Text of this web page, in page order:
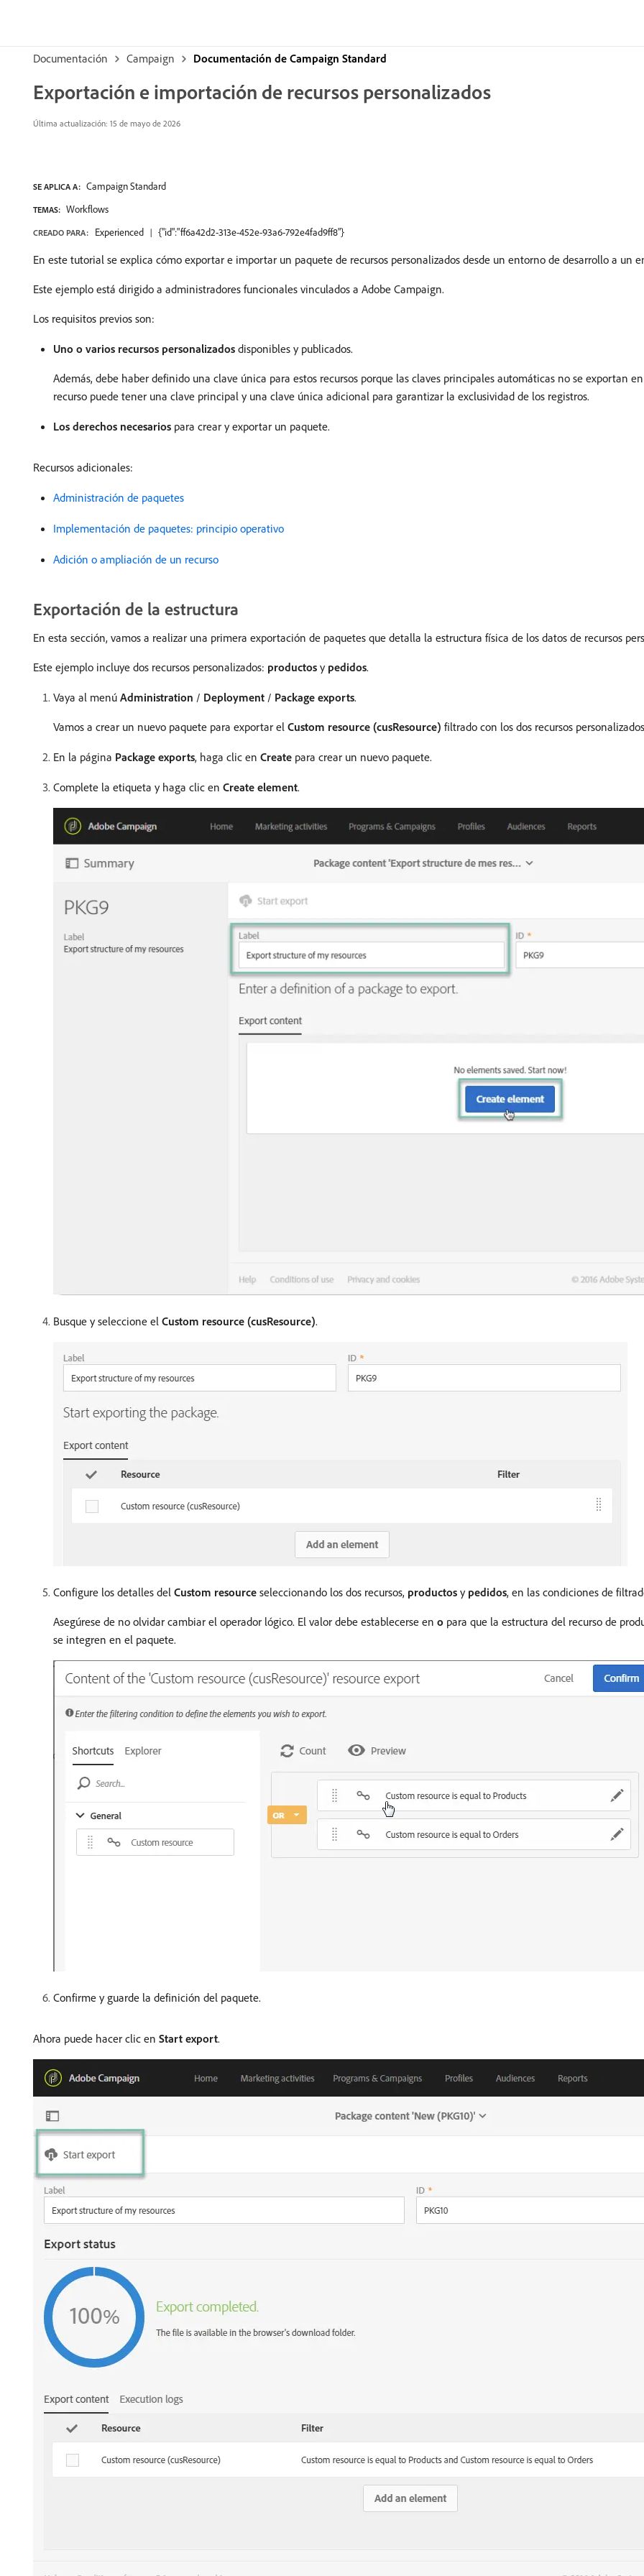
Documentación Campaign Documentación de Campaign Standard
Exportación e importación de recursos personalizados
Última actualización: 15 de mayo de 2026
SE APLICA A: Campaign Standard
TEMAS: Workflows
CREADO PARA: Experienced {"id":"ff6a42d2-313e-452e-93a6-792e4fad9ff8"}
En este tutorial se explica cómo exportar e importar un paquete de recursos personalizados desde un entorno de desarrollo a un
Este ejemplo está dirigido a administradores funcionales vinculados a Adobe Campaign.
Los requisitos previos son:
Uno o varios recursos personalizados disponibles y publicados.
Además, debe haber definido una clave única para estos recursos porque las claves principales automáticas no se exportan
recurso puede tener una clave principal y una clave única adicional para garantizar la exclusividad de los registros.
Los derechos necesarios para crear y exportar un paquete.
Recursos adicionales:
Administración de paquetes
Implementación de paquetes: principio operativo
Adición o ampliación de un recurso
Exportación de la estructura
En esta sección, vamos a realizar una primera exportación de paquetes que detalla la estructura física de los datos de recursos
Este ejemplo incluye dos recursos personalizados: productos y pedidos.
Vaya al menú Administration / Deployment / Package exports.
Vamos a crear un nuevo paquete para exportar el Custom resource (cusResource) filtrado con los dos recursos
En la página Package exports, haga clic en Create para crear un nuevo paquete.
Complete la etiqueta y haga clic en Create element.
Busque y seleccione el Custom resource (cusResource).
Configure los detalles del Custom resource seleccionando los dos recursos, productos y pedidos, en las condiciones de
Asegúrese de no olvidar cambiar el operador lógico. El valor debe establecerse en o para que la estructura del recurso de
se integren en el paquete.
Confirme y guarde la definición del paquete.
Ahora puede hacer clic en Start export.